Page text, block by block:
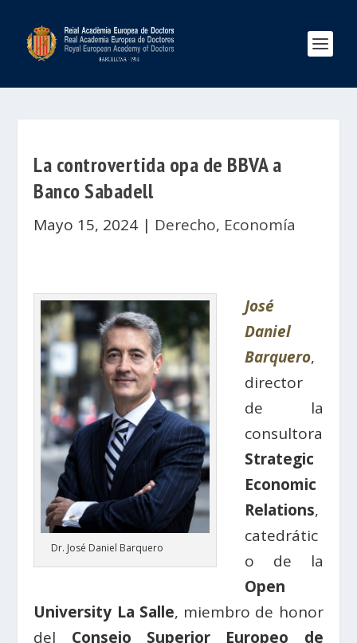
La controvertida opa de BBVA a
Banco Sabadell
Mayo 15, 2024 | Derecho, Economía
Dr. José Daniel Barquero
José
Daniel
Barquero,
director
de la
consultora
Strategic
Economic
Relations,
catedrátic
o de la
Open
University La Salle, miembro de honor
del Consejo Superior Europeo de